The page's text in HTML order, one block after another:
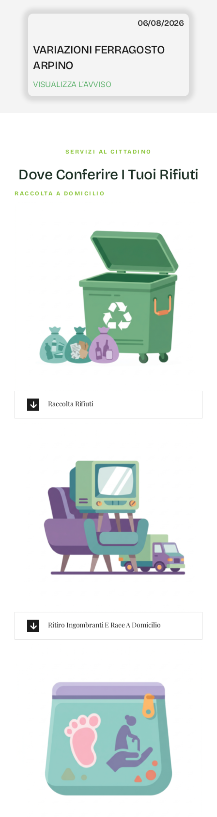
06/08/2026
VARIAZIONI FERRAGOSTO
ARPINO
VISUALIZZA L’AVVISO
SERVIZI AL CITTADINO
Dove Conferire I Tuoi Rifiuti
RACCOLTA A DOMICILIO
Raccolta Rifiuti
Ritiro Ingombranti E Raee A Domicilio